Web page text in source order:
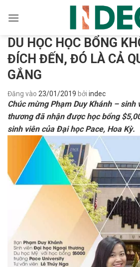
qua
dungDU HỌC HỌC BỔNG
ĐÍCH ĐẾN, ĐÓ LÀ CẢ
GẮNG
Đăng vào 23/01/2019 bởi indec
Chúc mừng Phạm Duy Khánh – sinh
thương đã nhận được học bổng
sinh viên của Đại học Pace, Hoa Kỳ.